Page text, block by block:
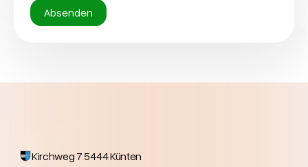
Kirchweg 7 5444 Künten